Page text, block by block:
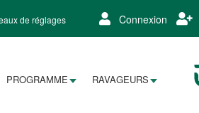
de réglages Connexion
PROGRAMME RAVAGEURS